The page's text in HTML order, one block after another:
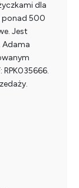
dla
ponad 500
Jest
Adama